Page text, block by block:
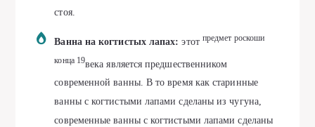
стоя.
Ванна на когтистых лапах: этот предмет роскоши
конца 19века является предшественником
современной ванны. В то время как старинные
ванны с когтистыми лапами сделаны из чугуна,
современные ванны с когтистыми лапами сделаны